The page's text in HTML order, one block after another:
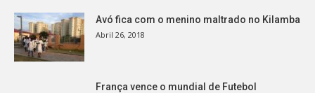
Avó fica com o menino maltrado no Kilamba
Abril 26, 2018
França vence o mundial de Futebol